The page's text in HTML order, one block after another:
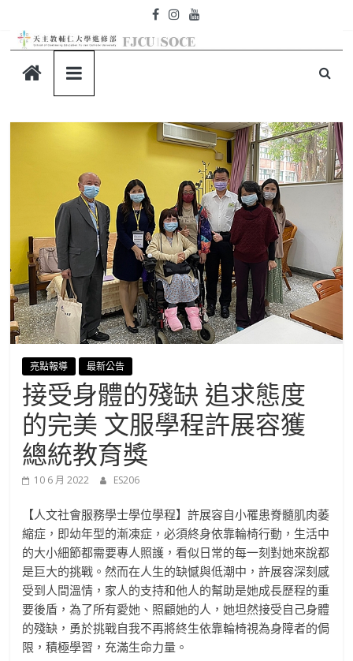
content
天
主
仁
大
學-
進
修
部
官
方
網
站
亮點報導 最新公告
接受身體的殘缺 追求態度
的完美 文服學程許展容獲
總統教育獎
10 6 月 2022 ES206
【人文社會服務學士學位學程】許展容自小罹患脊髓肌肉萎
縮症，即幼年型的漸凍症，必須終身依靠輪椅行動，生活中
的大小細節都需要專人照護，看似日常的每一刻對她來說都
是巨大的挑戰。然而在人生的缺憾與低潮中，許展容深刻感
受到人間溫情，家人的支持和他人的幫助是她成長歷程的重
要後盾，為了所有愛她、照顧她的人，她坦然接受自己身體
的殘缺，勇於挑戰自我不再將終生依靠輪椅視為身障者的侷
限，積極學習，充滿生命力量。